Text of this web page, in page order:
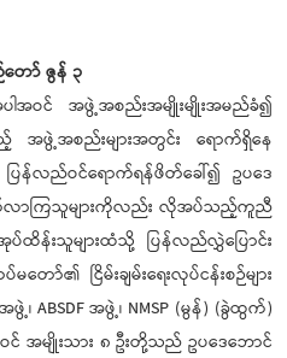
တော် ဇွန် ၃
ါအဝင် အဖွဲ့အစည်းအမျိုးမျိုးအမည်ခံ၍
အစည်းများအတွင်း ရောက်ရှိနေ
ြန်လည်ဝင်ရောက်ရန်ဖိတ်ခေါ်၍ ဥပဒေ
လာကြသူများကိုလည်း လိုအပ်သည့်ကူညီ
ပ်ထိန်းသူများထံသို့ ပြန်လည်လွှဲပြောင်း
ော်၏ ငြိမ်းချမ်းရေးလုပ်ငန်းစဉ်များ
အဖွဲ့၊ NMSP (မွန်) (ခွဲထွက်)
အမျိုးသား ၈ ဦးတို့သည် ဥပဒေဘောင်